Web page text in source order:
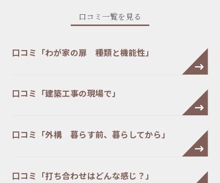
口コミ一覧を見る
口コミ「わが家の扉 種類と機能性」
口コミ「建築工事の現場で」
口コミ「外構 暮らす前、暮らしてから」
口コミ「打ち合わせはどんな感じ？」